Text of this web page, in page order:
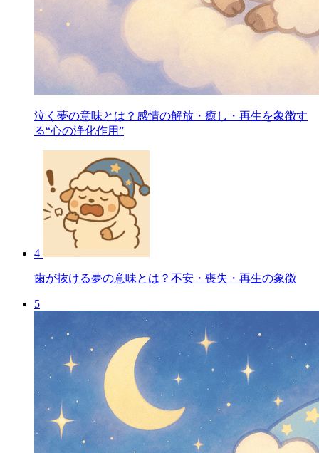
泣く夢の意味とは？感情の解放・癒し・再生を象徴す
る“心の浄化作用”
4
歯が抜ける夢の意味とは？不安・喪失・再生の象徴
5